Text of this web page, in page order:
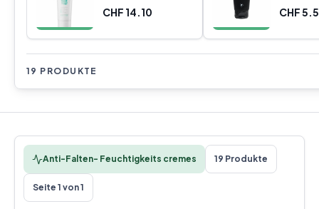
CHF 14.10
CHF
19 PRODUKTE
Anti-Falten- Feuchtigkeits cremes 19 Produkte
Seite 1 von 1